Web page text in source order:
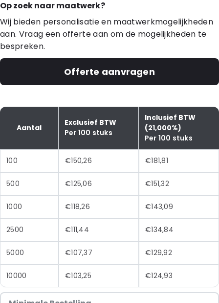
Op zoek naar maatwerk?
Wij bieden personalisatie en maatwerkmogelijkheden
aan. Vraag een offerte aan om de mogelijkheden te
bespreken.
Offerte aanvragen
Aantal
Exclusief BTW
Per 100 stuks
Inclusief BTW
(21,000%)
Per 100 stuks
100 €150,26 €181,81
500 €125,06 €151,32
1000 €118,26 €143,09
2500 €111,44 €134,84
5000 €107,37 €129,92
10000 €103,25 €124,93